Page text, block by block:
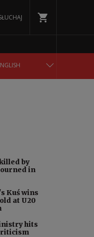
by
in
Kuś wins
at U20
hits